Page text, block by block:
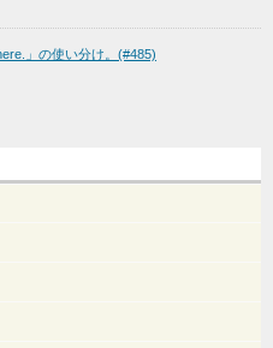
」の使い分け。(#485)